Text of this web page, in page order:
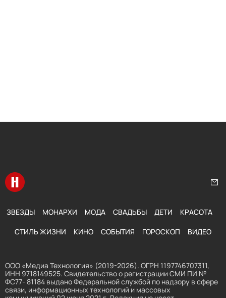
Перейти на главную
ЗВЕЗДЫ МОНАРХИ МОДА СВАДЬБЫ ДЕТИ КРАСОТА
СТИЛЬ ЖИЗНИ КИНО СОБЫТИЯ ГОРОСКОП ВИДЕО
ООО «Медиа Технология» (2019-2026). ОГРН 1197746707311,
ИНН 9718149525. Свидетельство о регистрации СМИ ПИ №
ФС77- 81184 выдано Федеральной службой по надзору в сфере
связи, информационных технологий и массовых